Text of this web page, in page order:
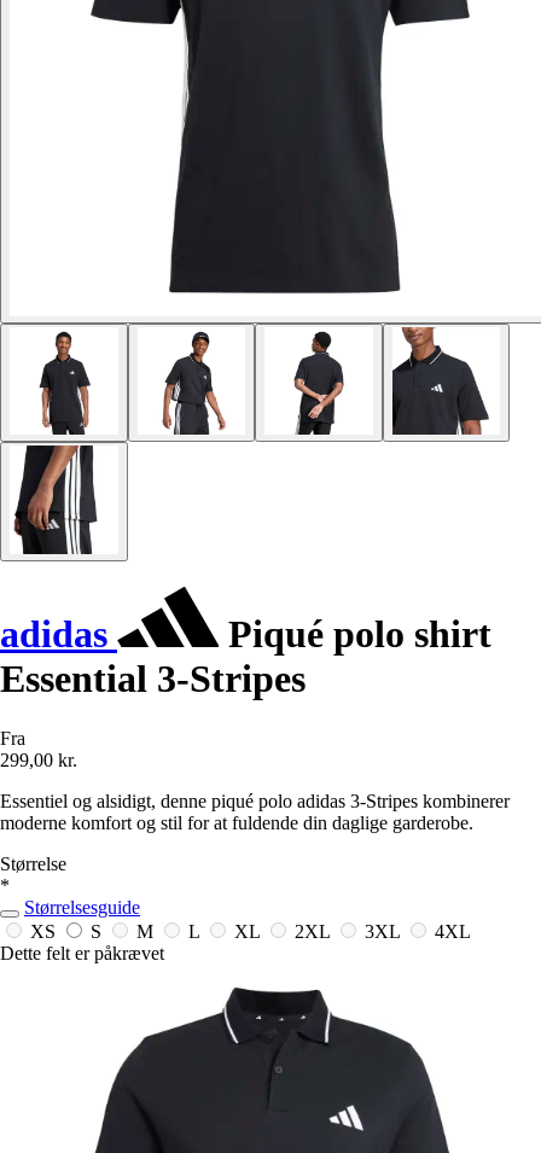
adidas
Piqué polo shirt
Essential 3-Stripes
Fra
299,00 kr.
Essentiel og alsidigt, denne piqué polo adidas 3-Stripes kombinerer
moderne komfort og stil for at fuldende din daglige garderobe.
Størrelse
*
Størrelsesguide
XS
S M L XL 2XL 3XL
4XL
Dette felt er påkrævet